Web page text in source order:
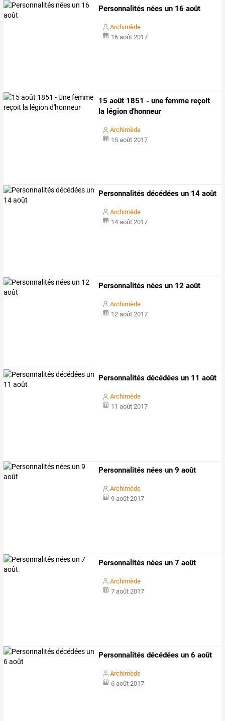
Personnalités nées un 16 août
Archimède
16 août 2017
15 août 1851 - une femme reçoit
la légion d'honneur
Archimède
15 août 2017
Personnalités décédées un 14 août
Archimède
14 août 2017
Personnalités nées un 12 août
Archimède
12 août 2017
Personnalités décédées un 11 août
Archimède
11 août 2017
Personnalités nées un 9 août
Archimède
9 août 2017
Personnalités nées un 7 août
Archimède
7 août 2017
Personnalités décédées un 6 août
Archimède
6 août 2017